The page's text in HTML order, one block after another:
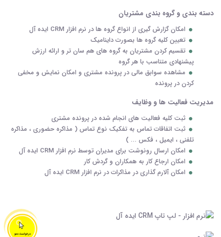
دسته بندی و گروه بندی مشتریان
امکان گزارش گیری از انواع گروه ها در نرم افزار CRM ایده آل
تعیین کلیه گروه ها بصورت داینامیک
تقسیم کردن مشتریان به گروه های هم سان تر و ارائه ارزش
پیشنهادی متناسب با هر گروه
مشاهده سوابق مالی در پرونده مشتری و امکان نمایش و مخفی
کردن در پرونده
مدیریت فعالیت ها و وظایف
ثبت کلیه فعالیت های انجام شده در پرونده مشتری
ثبت اتفاقات تماس به تفکیک نوع تماس ( مذاکره حضوری ، مذاکره
تلفنی ، ایمیل ، فکس ... )
امکان ارسال رونوشت برای مدیران توسط نرم افزار CRM ایده آل
امکان ارجاع کار به همکاران و گردش کار
امکان آلارم گذاری در مذاکرات در نرم افزار CRM ایده آل